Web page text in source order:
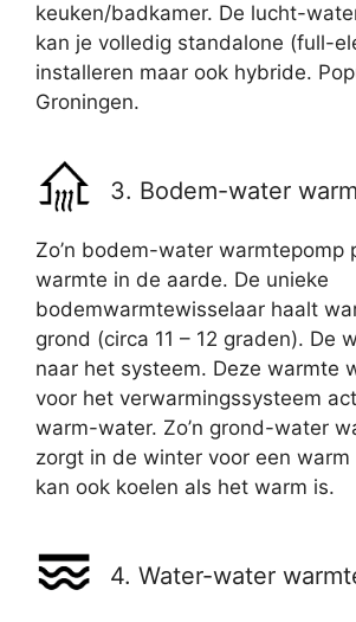
keuken/badkamer. De lucht-
kan je volledig standalone (full-
installeren maar ook hybride.
Groningen.
3. Bodem-water
Zo’n bodem-water warmtepomp
warmte in de aarde. De unieke
bodemwarmtewisselaar haalt
grond (circa 11 – 12 graden). De
naar het systeem. Deze warmte
voor het verwarmingssysteem
warm-water. Zo’n grond-water
zorgt in de winter voor een warm
kan ook koelen als het warm is.
4. Water-water